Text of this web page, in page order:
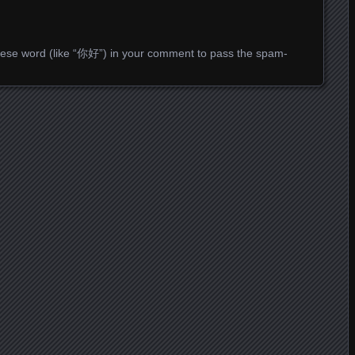
word (like “你好”) in your comment to pass the spam-